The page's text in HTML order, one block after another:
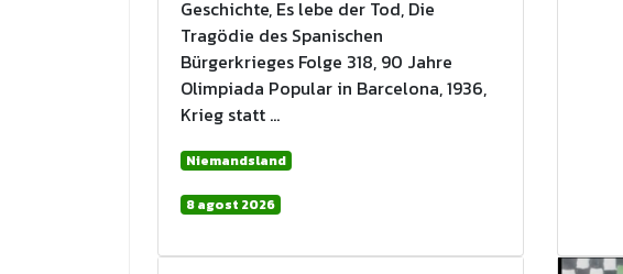
Geschichte, Es lebe der Tod, Die
Tragödie des Spanischen
Bürgerkrieges Folge 318, 90 Jahre
Olimpiada Popular in Barcelona, 1936,
Krieg statt …
Niemandsland
8 agost 2026